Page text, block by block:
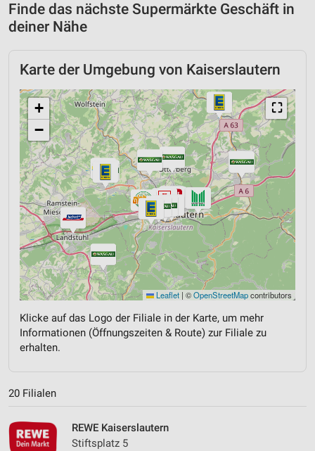
Finde das nächste Supermärkte Geschäft in
deiner Nähe
Karte der Umgebung von Kaiserslautern
⛶
+
−
Leaflet | ©OpenStreetMapcontributors
Klicke auf das Logo der Filiale in der Karte, um mehr
Informationen (Öffnungszeiten & Route) zur Filiale zu
erhalten.
20 Filialen
REWE Kaiserslautern
Stiftsplatz 5